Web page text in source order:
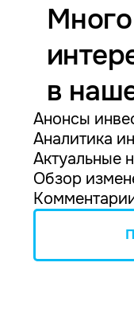
Много
в
Анонсы
Аналитика
Актуальные
Обзор